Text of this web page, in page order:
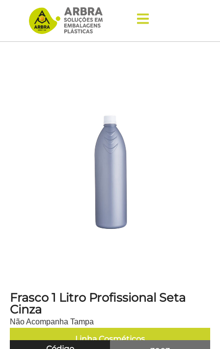
Frasco 1 Litro Profissional Seta
Cinza
Não Acompanha Tampa
Linha Cosméticos